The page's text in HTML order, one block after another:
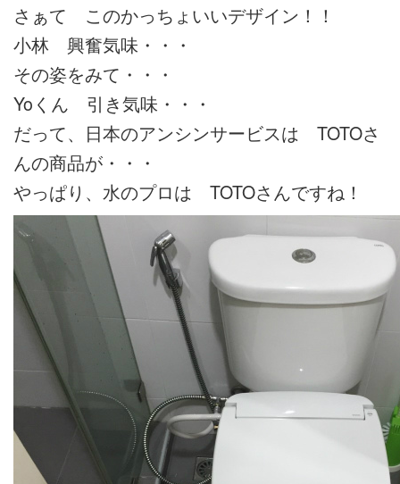
さぁて このかっちょいいデザイン！！
小林 興奮気味・・・
その姿をみて・・・
Yoくん 引き気味・・・
だって、日本のアンシンサービスは TOTOさ
んの商品が・・・
やっぱり、水のプロは TOTOさんですね！